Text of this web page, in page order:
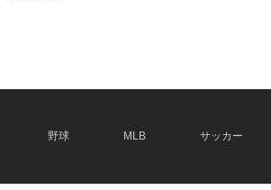
野球 MLB サッカー